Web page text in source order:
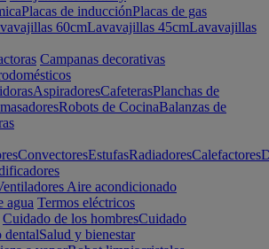
Placas de inducciónPlacas de gas
60cmLavavajillas 45cmLavavajillas
Campanas decorativas
AspiradoresCafeterasPlanchas de
Robots de CocinaBalanzas de
ConvectoresEstufasRadiadoresCalefactores
Aire acondicionado
agua Termos eléctricos
Cuidado de los hombresCuidado
dentalSalud y bienestar